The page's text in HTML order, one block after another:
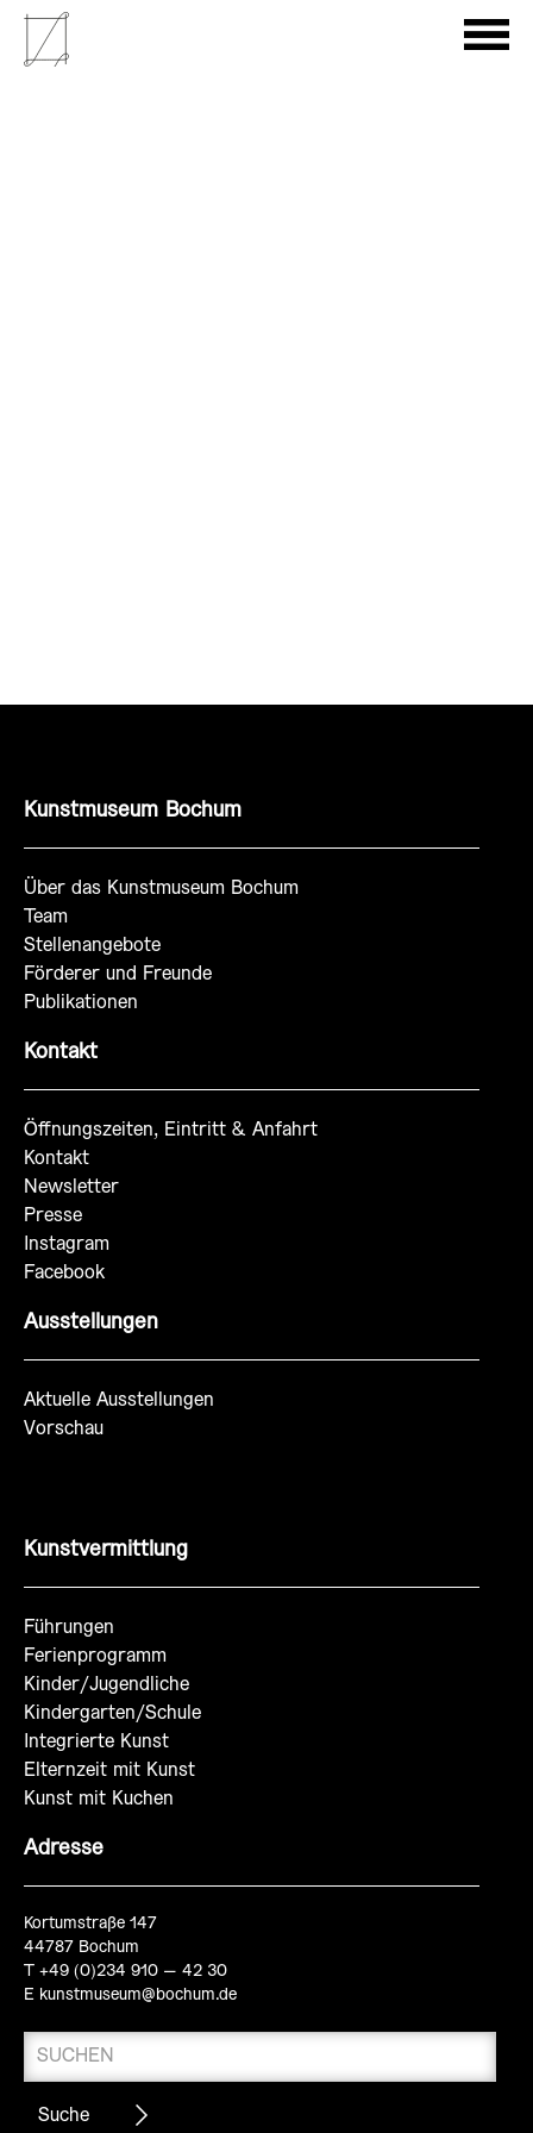
Kunstmuseum Bochum
Über das Kunstmuseum Bochum
Team
Stellenangebote
Förderer und Freunde
Publikationen
Kontakt
Öffnungszeiten, Eintritt & Anfahrt
Kontakt
Newsletter
Presse
Instagram
Facebook
Ausstellungen
Aktuelle Ausstellungen
Vorschau
Kunstvermittlung
Führungen
Ferienprogramm
Kinder/Jugendliche
Kindergarten/Schule
Integrierte Kunst
Elternzeit mit Kunst
Kunst mit Kuchen
Adresse
Kortumstraße 147
44787 Bochum
T +49 (0)234 910 – 42 30
E kunstmuseum@bochum.de